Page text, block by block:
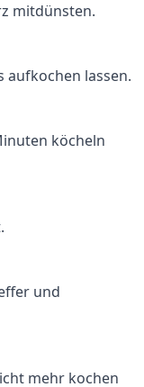
mitdünsten.
aufkochen lassen.
köcheln
und
mehr kochen